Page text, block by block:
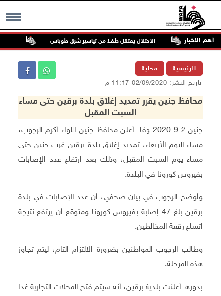
MENU أهم الاخبار الاحتلال يعتقل طفلا من تياسير شرق طوباس
الرئيسية محلية
تاريخ النشر: 02/09/2020 11:17 م
محافظ جنين يقرر تمديد إغلاق بلدة برقين حتى مساء
السبت المقبل
جنين 2-9-2020 وفا- أعلن محافظ جنين اللواء أكرم الرجوب،
مساء اليوم الأربعاء، تمديد إغلاق بلدة برقين غرب جنين حتى
مساء يوم السبت المقبل، وذلك بعد ارتفاع عدد الإصابات
بفيروس كورونا في البلدة.
وأوضح الرجوب في بيان صحفي، أن عدد الإصابات في بلدة
برقين بلغ 47 إصابة بفيروس كورونا ومتوقع أن يرتفع نتيجة
اتساع رقعة المخالطين.
وطالب الرجوب المواطنين بضرورة الالتزام التام، ليتم تجاوز
هذه المرحلة.
بدورها أعلنت بلدية برقين، أنه سيتم فتح المحلات التجارية غدا